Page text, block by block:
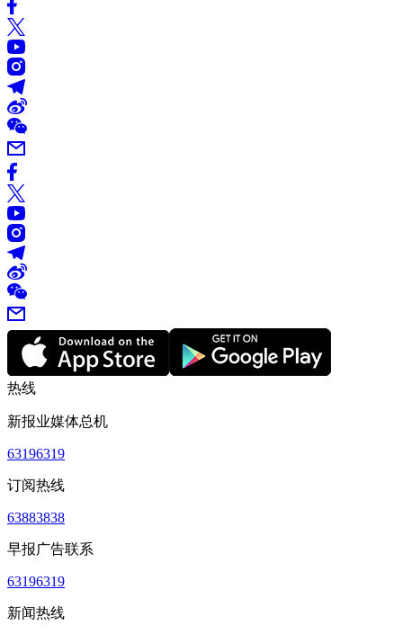
热线
新报业媒体总机
63196319
订阅热线
63883838
早报广告联系
63196319
新闻热线